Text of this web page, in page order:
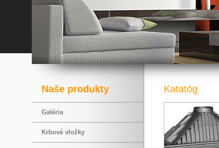
Naše produkty
Galéria
Krbové vložky
Katatóg